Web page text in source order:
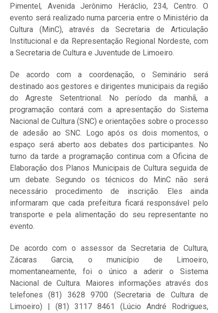
Pimentel, Avenida Jerônimo Heráclio, 234, Centro. O
evento será realizado numa parceria entre o Ministério da
Cultura (MinC), através da Secretaria de Articulação
Institucional e da Representação Regional Nordeste, com
a Secretaria de Cultura e Juventude de Limoeiro.
De acordo com a coordenação, o Seminário será
destinado aos gestores e dirigentes municipais da região
do Agreste Setentrional. No período da manhã, a
programação contará com a apresentação do Sistema
Nacional de Cultura (SNC) e orientações sobre o processo
de adesão ao SNC. Logo após os dois momentos, o
espaço será aberto aos debates dos participantes. No
turno da tarde a programação continua com a Oficina de
Elaboração dos Planos Municipais de Cultura seguida de
um debate. Segundo os técnicos do MinC não será
necessário procedimento de inscrição. Eles ainda
informaram que cada prefeitura ficará responsável pelo
transporte e pela alimentação do seu representante no
evento.
De acordo com o assessor da Secretaria de Cultura,
Zácaras Garcia, o município de Limoeiro,
momentaneamente, foi o único a aderir o Sistema
Nacional de Cultura. Maiores informações através dos
telefones (81) 3628 9700 (Secretaria de Cultura de
Limoeiro) | (81) 3117 8461 (Lúcio André Rodrigues,